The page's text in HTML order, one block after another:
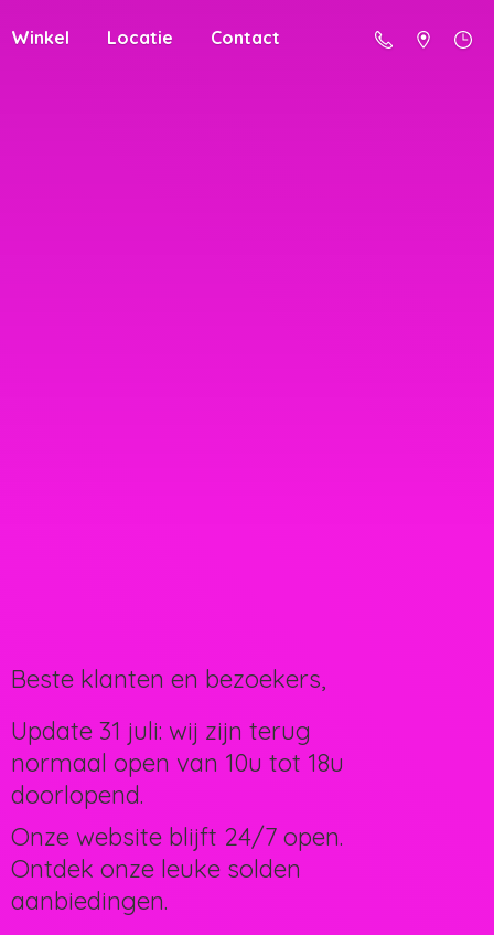
Winkel Locatie Contact
Beste klanten en bezoekers,
Update 31 juli: wij zijn terug
normaal open van 10u tot 18u
doorlopend.
Onze website blijft 24/7 open.
Ontdek onze leuke solden
aanbiedingen.